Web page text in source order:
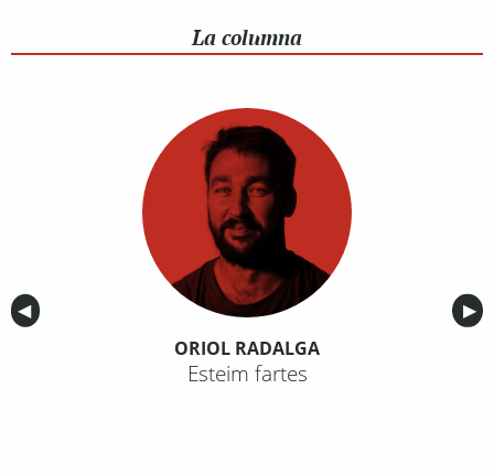
La columna
Anterior
◀︎ ▶︎
ORIOL RADALGA
Esteim fartes